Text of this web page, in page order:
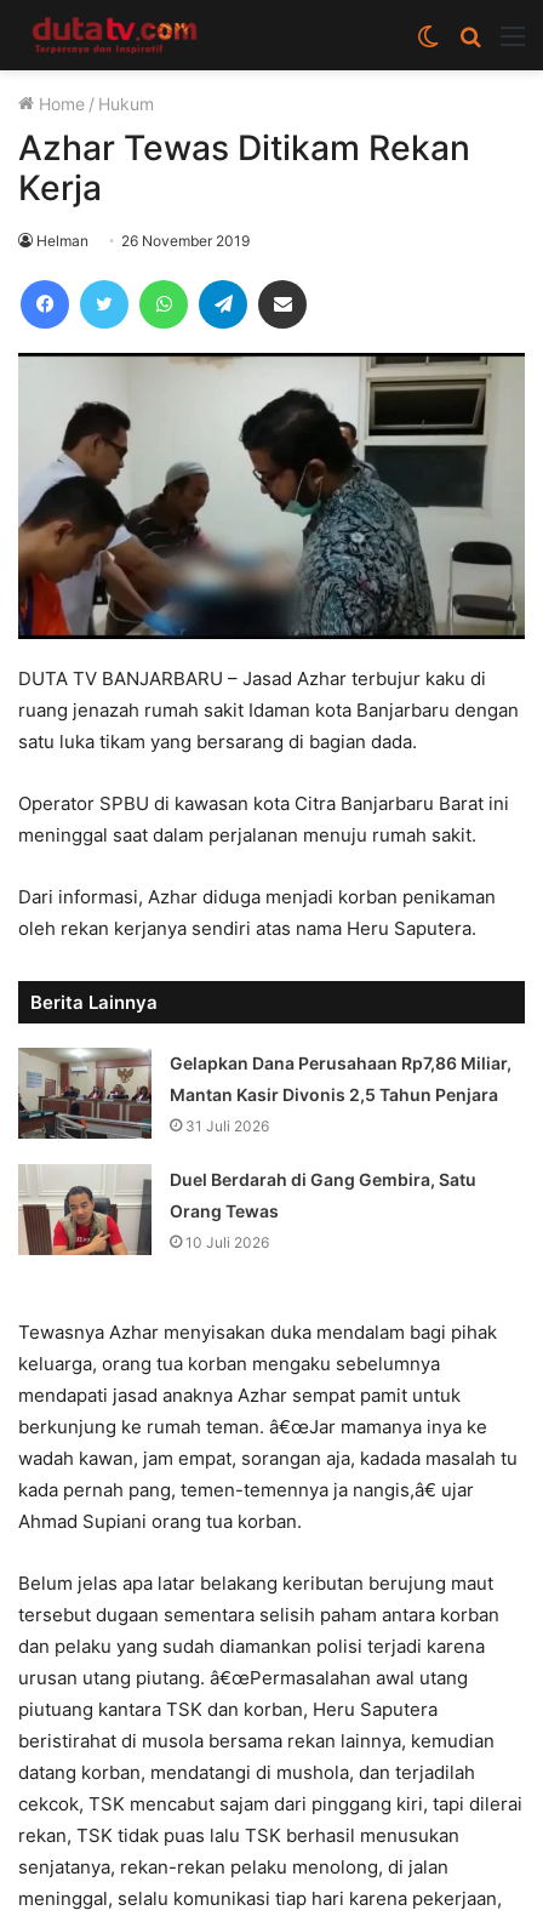
Cari
berita
Switch
skin
Home / Hukum
Azhar Tewas Ditikam Rekan
Kerja
Helman 26 November 2019
FacebookTwitter WhatsAppTelegram
DUTA TV BANJARBARU – Jasad Azhar terbujur kaku di
ruang jenazah rumah sakit Idaman kota Banjarbaru dengan
satu luka tikam yang bersarang di bagian dada.
Operator SPBU di kawasan kota Citra Banjarbaru Barat ini
meninggal saat dalam perjalanan menuju rumah sakit.
Dari informasi, Azhar diduga menjadi korban penikaman
oleh rekan kerjanya sendiri atas nama Heru Saputera.
Berita Lainnya
Gelapkan Dana Perusahaan Rp7,86 Miliar,
Mantan Kasir Divonis 2,5 Tahun Penjara
31 Juli 2026
Duel Berdarah di Gang Gembira, Satu
Orang Tewas
10 Juli 2026
Tewasnya Azhar menyisakan duka mendalam bagi pihak
keluarga, orang tua korban mengaku sebelumnya
mendapati jasad anaknya Azhar sempat pamit untuk
berkunjung ke rumah teman. â€œJar mamanya inya ke
wadah kawan, jam empat, sorangan aja, kadada masalah tu
kada pernah pang, temen-temennya ja nangis,â€ ujar
Ahmad Supiani orang tua korban.
Belum jelas apa latar belakang keributan berujung maut
tersebut dugaan sementara selisih paham antara korban
dan pelaku yang sudah diamankan polisi terjadi karena
urusan utang piutang. â€œPermasalahan awal utang
piutuang kantara TSK dan korban, Heru Saputera
beristirahat di musola bersama rekan lainnya, kemudian
datang korban, mendatangi di mushola, dan terjadilah
cekcok, TSK mencabut sajam dari pinggang kiri, tapi dilerai
rekan, TSK tidak puas lalu TSK berhasil menusukan
senjatanya, rekan-rekan pelaku menolong, di jalan
meninggal, selalu komunikasi tiap hari karena pekerjaan,